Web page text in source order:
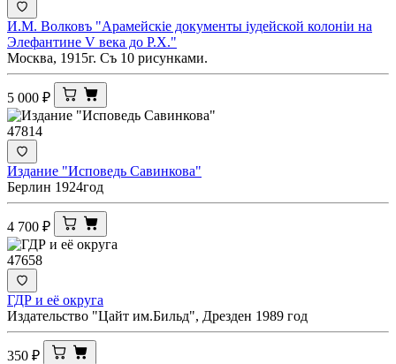
И.М. Волковъ "Арамейскiе документы iудейской колонiи на
Элефантине V века до Р.Х."
Москва, 1915г. Съ 10 рисунками.
5 000 ₽
47814
Издание "Исповедь Савинкова"
Берлин 1924год
4 700 ₽
47658
ГДР и её округа
Издательство "Цайт им.Бильд", Дрезден 1989 год
350 ₽